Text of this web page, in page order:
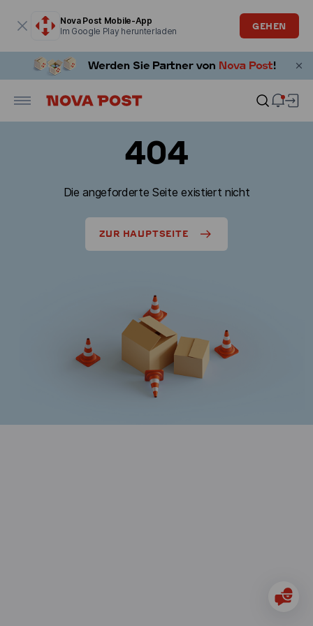
Nova Post Mobile-App
Im Google Play herunterladen
GEHEN
404
Die angeforderte Seite existiert nicht
ZUR HAUPTSEITE